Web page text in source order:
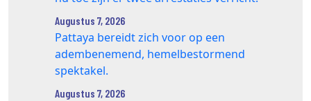
Augustus 7, 2026
Pattaya bereidt zich voor op een
adembenemend, hemelbestormend
spektakel.
Augustus 7, 2026